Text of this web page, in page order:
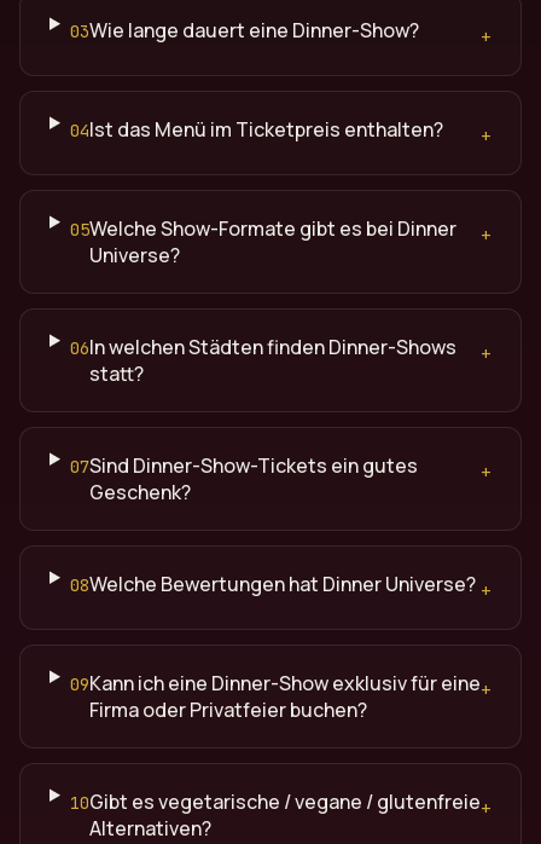
03Wie lange dauert eine Dinner-Show? +
04Ist das Menü im Ticketpreis enthalten? +
05Welche Show-Formate gibt es bei Dinner
Universe?
+
06In welchen Städten finden Dinner-Shows
statt?
+
07Sind Dinner-Show-Tickets ein gutes
Geschenk?
+
08Welche Bewertungen hat Dinner Universe? +
09Kann ich eine Dinner-Show exklusiv für eine
Firma oder Privatfeier buchen?
+
10Gibt es vegetarische / vegane / glutenfreie
Alternativen?
+